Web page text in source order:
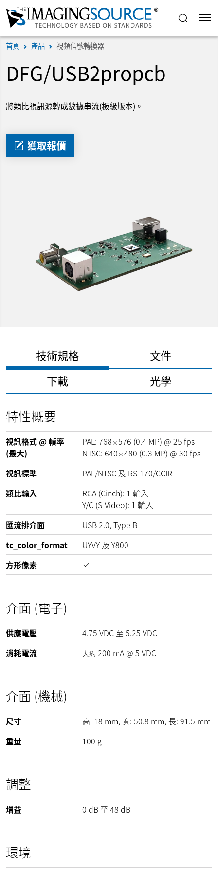
首頁 產品 視頻信號轉換器
DFG/USB2propcb
將類比視訊源轉成數據串流(板級版本)。
獲取報價
技術規格
文件
下載
光學
特性概要
視訊格式 @ 幀率
(最大)
PAL: 768×576 (0.4 MP) @ 25 fps
NTSC: 640×480 (0.3 MP) @ 30 fps
視訊標準
PAL/NTSC 及 RS-170/CCIR
類比輸入
RCA (Cinch): 1 輸入
Y/C (S-Video): 1 輸入
匯流排介面
USB 2.0, Type B
tc_color_format
UYVY 及 Y800
方形像素
介面 (電子)
供應電壓 4.75 VDC 至 5.25 VDC
消耗電流
大約 200 mA@ 5 VDC
介面 (機械)
尺寸 高: 18 mm, 寬: 50.8 mm, 長: 91.5 mm
重量
100 g
調整
增益 0 dB 至 48 dB
環境